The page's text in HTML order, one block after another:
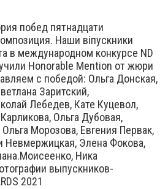
побед пятнадцати
Наши віпускники
в международном конкурсе ND
Honorable Mention от жюри
с победой: Ольга Донская,
Заритский,
Лебедев, Кате Куцевол,
Ольга Дубовая,
Морозова, Евгения Первак,
Невмержицкая, Элена Фокова,
Ника
выпускников-
2021